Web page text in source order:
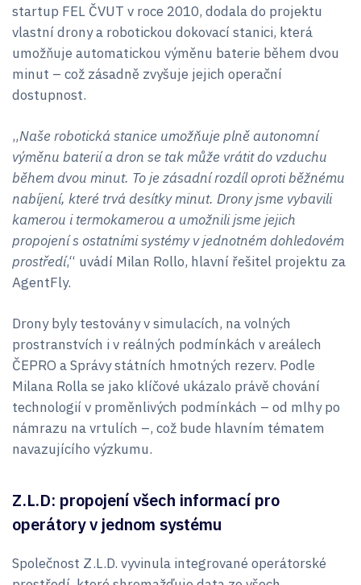
startup FEL ČVUT v roce 2010, dodala do projektu
vlastní drony a robotickou dokovací stanici, která
umožňuje automatickou výměnu baterie během dvou
minut – což zásadně zvyšuje jejich operační
dostupnost.
„Naše robotická stanice umožňuje plně autonomní
výměnu baterií a dron se tak může vrátit do vzduchu
během dvou minut. To je zásadní rozdíl oproti běžnému
nabíjení, které trvá desítky minut. Drony jsme vybavili
kamerou i termokamerou a umožnili jsme jejich
propojení s ostatními systémy v jednotném dohledovém
prostředí,“ uvádí Milan Rollo, hlavní řešitel projektu za
AgentFly.
Drony byly testovány v simulacích, na volných
prostranstvích i v reálných podmínkách v areálech
ČEPRO a Správy státních hmotných rezerv. Podle
Milana Rolla se jako klíčové ukázalo právě chování
technologií v proměnlivých podmínkách – od mlhy po
námrazu na vrtulích –, což bude hlavním tématem
navazujícího výzkumu.
Z.L.D: propojení všech informací pro
operátory v jednom systému
Společnost Z.L.D. vyvinula integrované operátorské